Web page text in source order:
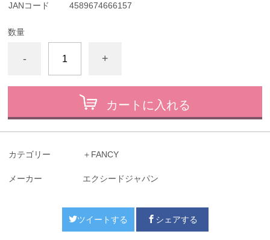
JANコード 4589674666157
数量
- +
カートに入れる
カテゴリー ＋FANCY
メーカー エクシードジャパン
ツイートする シェアする